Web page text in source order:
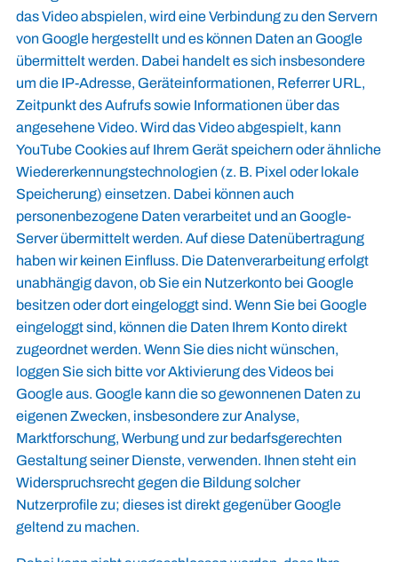
das Video abspielen, wird eine Verbindung zu den Servern
von Google hergestellt und es können Daten an Google
übermittelt werden. Dabei handelt es sich insbesondere
um die IP-Adresse, Geräteinformationen, Referrer URL,
Zeitpunkt des Aufrufs sowie Informationen über das
angesehene Video. Wird das Video abgespielt, kann
YouTube Cookies auf Ihrem Gerät speichern oder ähnliche
Wiedererkennungstechnologien (z. B. Pixel oder lokale
Speicherung) einsetzen. Dabei können auch
personenbezogene Daten verarbeitet und an Google-
Server übermittelt werden. Auf diese Datenübertragung
haben wir keinen Einfluss. Die Datenverarbeitung erfolgt
unabhängig davon, ob Sie ein Nutzerkonto bei Google
besitzen oder dort eingeloggt sind. Wenn Sie bei Google
eingeloggt sind, können die Daten Ihrem Konto direkt
zugeordnet werden. Wenn Sie dies nicht wünschen,
loggen Sie sich bitte vor Aktivierung des Videos bei
Google aus. Google kann die so gewonnenen Daten zu
eigenen Zwecken, insbesondere zur Analyse,
Marktforschung, Werbung und zur bedarfsgerechten
Gestaltung seiner Dienste, verwenden. Ihnen steht ein
Widerspruchsrecht gegen die Bildung solcher
Nutzerprofile zu; dieses ist direkt gegenüber Google
geltend zu machen.